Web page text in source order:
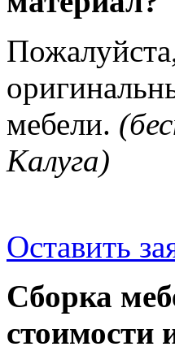
мебели.
Калуга)
Оставить
Сборка
стоимости